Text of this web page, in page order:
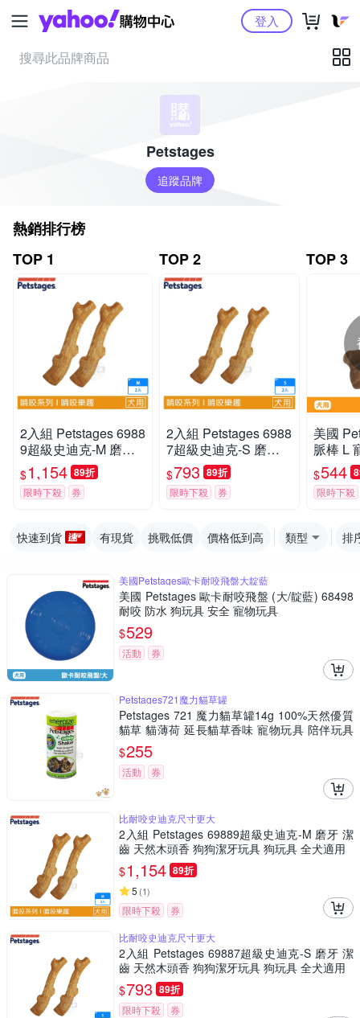
Yahoo購物中心登入
Petstages
追蹤品牌
熱銷排行榜
TOP 1
2入組 Petstages 6988
9超級史迪克-M 磨牙
潔齒 天然木頭香 狗狗
潔牙玩具 狗玩具 全犬
適用
$1,154 89折
限時下殺 券
TOP 2
2入組 Petstages 6988
7超級史迪克-S 磨牙
潔齒 天然木頭香 狗狗
潔牙玩具 狗玩具 全犬
適用
$793 89折
限時下殺 券
TOP 3
美國
脈棒 L
啃咬
安全 寵
$544
限時下殺
快速到貨 有現貨 挑戰低價 價格低到高 類型 排
美國Petstages歐卡耐咬飛盤大靛藍
美國 Petstages 歐卡耐咬飛盤 (大/靛藍) 68498
耐咬 防水 狗玩具 安全 寵物玩具
$529
活動 券
Petstages721魔力貓草罐
Petstages 721 魔力貓草罐14g 100%天然優質
貓草 貓薄荷 延長貓草香味 寵物玩具 陪伴玩具
抗憂鬱玩具
$255
活動 券
比耐咬史迪克尺寸更大
2入組 Petstages 69889超級史迪克-M 磨牙 潔
齒 天然木頭香 狗狗潔牙玩具 狗玩具 全犬適用
$1,154 89折
5 (1)
限時下殺
券
比耐咬史迪克尺寸更大
2入組 Petstages 69887超級史迪克-S 磨牙 潔
齒 天然木頭香 狗狗潔牙玩具 狗玩具 全犬適用
$793 89折
限時下殺 券